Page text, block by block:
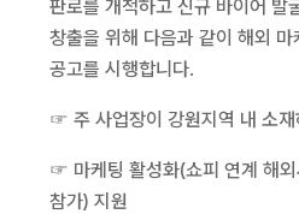
판로를 개척하고 신규 바이어 발
창출을 위해 다음과 같이 해외
공고를 시행합니다.
☞ 주 사업장이 강원지역 내 소
☞ 마케팅 활성화(쇼피 연계 해
참가) 지원